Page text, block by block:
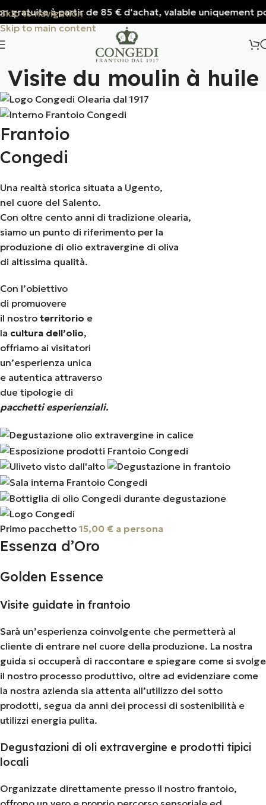
Skip to navigation
Skip to main content
à partir de 85 € d'achat, valable uniquement pour
Visite du moulin à huile
Frantoio
Congedi
Una realtà storica situata a Ugento,
nel cuore del Salento.
Con oltre cento anni di tradizione olearia,
siamo un punto di riferimento per la
produzione di olio extravergine di oliva
di altissima qualità.
Con l’obiettivo
di promuovere
il nostro territorio e
la cultura dell’olio,
offriamo ai visitatori
un’esperienza unica
e autentica attraverso
due tipologie di
pacchetti esperienziali.
Primo pacchetto 15,00 € a persona
Essenza d’Oro
Golden Essence
Visite guidate in frantoio
Sarà un’esperienza coinvolgente che permetterà al
cliente di entrare nel cuore della produzione. La nostra
guida si occuperà di raccontare e spiegare come si svolge
il nostro processo produttivo, oltre ad evidenziare come
la nostra azienda sia attenta all’utilizzo dei sotto
prodotti, segua da anni dei processi di sostenibilità e
utilizzi energia pulita.
Degustazioni di oli extravergine e prodotti tipici
locali
Organizzate direttamente presso il nostro frantoio,